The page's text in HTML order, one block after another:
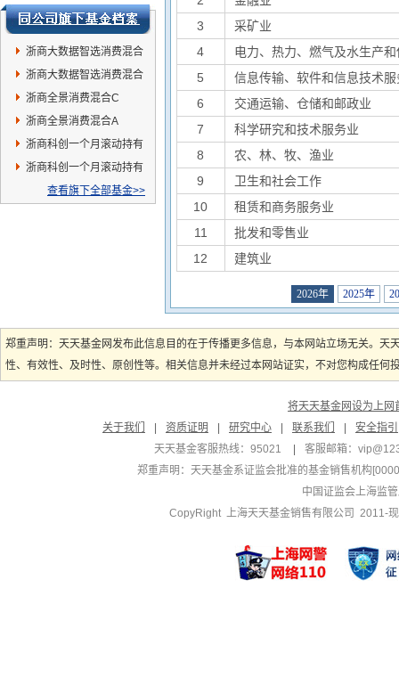
浙商大数据智选消费混合
A
浙商大数据智选消费混合
C
浙商全景消费混合C
浙商全景消费混合A
浙商科创一个月滚动持有
混合A
浙商科创一个月滚动持有
混合C查看旗下全部基金>>
3
采矿业
4
电力、热力、燃气及水生产
5
信息传输、软件和信息技术服
6
交通运输、仓储和邮政业
7
科学研究和技术服务业
8
农、林、牧、渔业
9
卫生和社会工作
10
租赁和商务服务业
11
批发和零售业
12
建筑业
2026年 2025年
郑重声明：天天基金网发布此信息目的在于传播更多信息，与本网站立场无关。
性、有效性、及时性、原创性等。相关信息并未经过本网站证实，不对您构成任
将天天基金网设为上网
关于我们
资质证明 研究中心 联系我们
安全指引
天天基金客服热线：95021
客服邮箱：
郑重声明： 天天基金系证监会批准的基金销售机构
中国证监会上海监
CopyRight 上海天天基金销售有限公司 2011-